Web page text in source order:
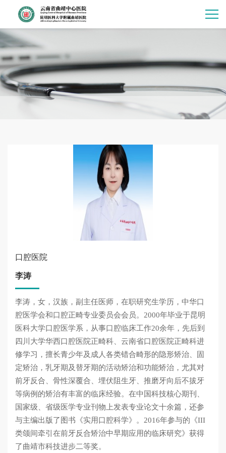
口腔医院
李涛
李涛，女，汉族，副主任医师，在职研究生学历，中华口
腔医学会和口腔正畸专业委员会会员。2000年毕业于昆明
医科大学口腔医学系，从事口腔临床工作20余年，先后到
四川大学华西口腔医院正畸科、云南省口腔医院正畸科进
修学习，擅长青少年及成人各类错合畸形的隐形矫治、固
定矫治，乳牙期及替牙期的活动矫治和功能矫治，尤其对
前牙反合、骨性深覆合、埋伏阻生牙、推磨牙向后不拔牙
等病例的矫治有丰富的临床经验。在中国科技核心期刊、
国家级、省级医学专业刊物上发表专业论文十余篇，还参
与主编出版了图书《实用口腔科学》。2016年参与的《III
类颌间牵引在前牙反合矫治中早期应用的临床研究》获得
了曲靖市科技进步二等奖。